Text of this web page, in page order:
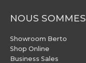
NOUS SOMMES
Showroom Berto
Shop Online
Business Sales